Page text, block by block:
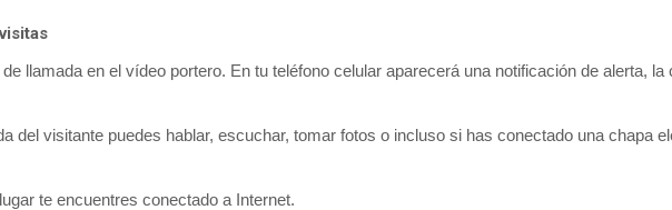
llamada en el vídeo portero. En tu teléfono celular aparecerá una notificación de alerta,
del visitante puedes hablar, escuchar, tomar fotos o incluso si has conectado una chapa
te encuentres conectado a Internet.